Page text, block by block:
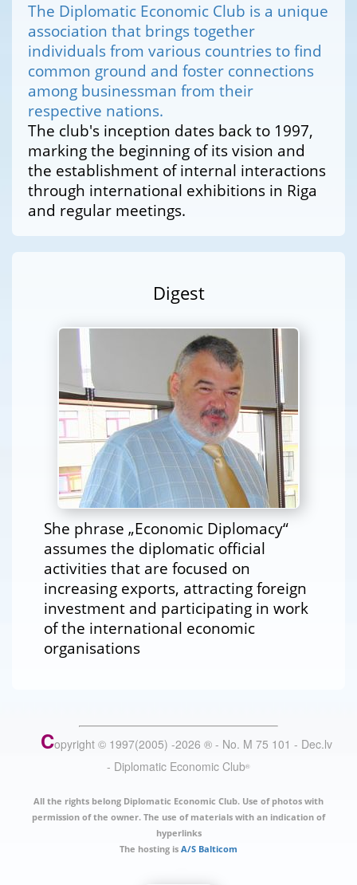
The Diplomatic Economic Club is a unique
association that brings together
individuals from various countries to find
common ground and foster connections
among businessman from their
respective nations.
The club's inception dates back to 1997,
marking the beginning of its vision and
the establishment of internal interactions
through international exhibitions in Riga
and regular meetings.
Digest
She phrase „Economic Diplomacy“
assumes the diplomatic official
activities that are focused on
increasing exports, attracting foreign
investment and participating in work
of the international economic
organisations
Copyright © 1997(2005) -2026 ® - No. M 75 101 - Dec.lv
- Diplomatic Economic Club®
All the rights belong Diplomatic Economic Club. Use of photos with
permission of the owner. The use of materials with an indication of
hyperlinks
The hosting is A/S Balticom